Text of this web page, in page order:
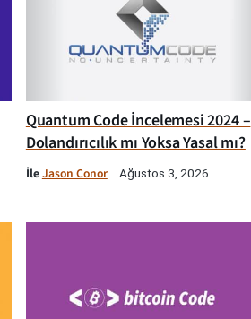
Quantum Code İncelemesi 2024 –
Dolandırıcılık mı Yoksa Yasal mı?
İleJason Conor Ağustos 3, 2026